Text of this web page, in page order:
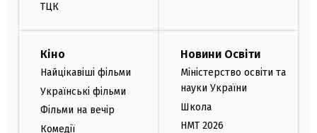
ТЦК
Кіно
Найцікавіші фільми
Українські фільми
Фільми на вечір
Комедії
Новини Освіти
Міністерство освіти та
науки України
Школа
НМТ 2026